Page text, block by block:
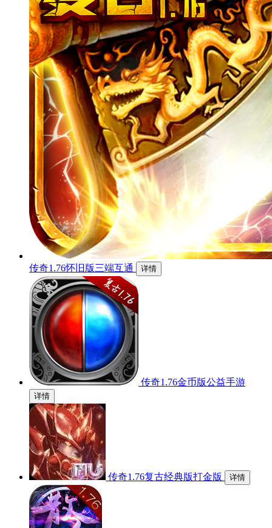
传奇1.76怀旧版三端互通 详情
传奇1.76金币版公益手游
详情
传奇1.76复古经典版打金版 详情